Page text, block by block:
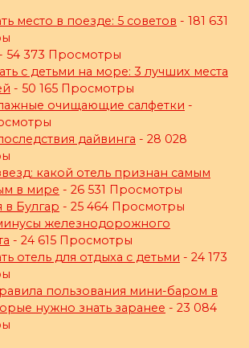
место в поезде: 5 советов - 181 631
54 373 Просмотры
с детьми на море: 3 лучших места
- 50 165 Просмотры
очищающие салфетки -
дайвинга - 28 028
какой отель признан самым
в мире - 26 531 Просмотры
в Булгар - 25 464 Просмотры
железнодорожного
- 24 615 Просмотры
отель для отдыха с детьми - 24 173
пользования мини-баром в
нужно знать заранее - 23 084